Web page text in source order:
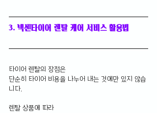
3. 넥센타이어 렌탈 케어 서비스 활용법
타이어 렌탈의 장점은
단순히 타이어 비용을 나누어 내는 것에만 있지 않습
니다.
렌탈 상품에 따라